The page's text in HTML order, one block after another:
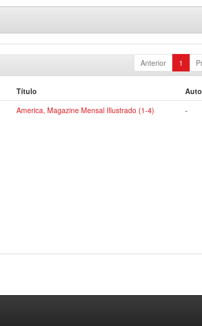
Anterior 1
Título
America, Magazine Mensal Illustrado (1-4) -